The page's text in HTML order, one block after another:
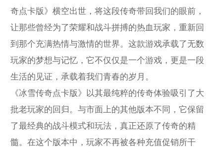
奇点卡版》横空出世，将这段传奇带回我们的眼前，
让那些曾经为了荣耀和战斗拼搏的热血玩家，重新回
到那个充满热情与激情的世界。这款游戏承载了无数
玩家的梦想与记忆，它不仅仅是一个游戏，更是一段
生活的见证，承载着我们青春的岁月。
《冰雪传奇点卡版》以其最纯粹的传奇体验吸引了大
批老玩家的回归。与市面上的其他版本不同，它保留
了最经典的战斗模式和玩法，真正还原了传奇的精
髓。在这个版本中，玩家不再被各种充值促销所干